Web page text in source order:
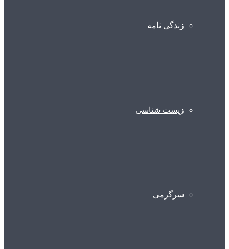
زندگی نامه
زیست شناسی
سرگرمی